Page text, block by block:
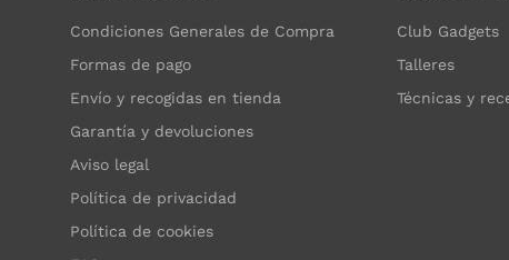
Condiciones Generales de Compra
Formas de pago
Envío y recogidas en tienda
Garantía y devoluciones
Aviso legal
Política de privacidad
Política de cookies
Club Gadgets
Talleres
Técnicas y